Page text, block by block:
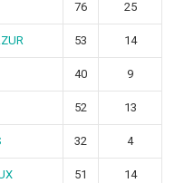
76 25
53 14
40 9
52 13
32 4
51 14